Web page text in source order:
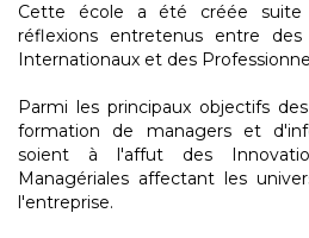
Cette école a été créée suite
réflexions entretenus entre des
Internationaux et des
Parmi les principaux objectifs
formation de managers et
soient à l'affut des
Managériales affectant les
l'entreprise.